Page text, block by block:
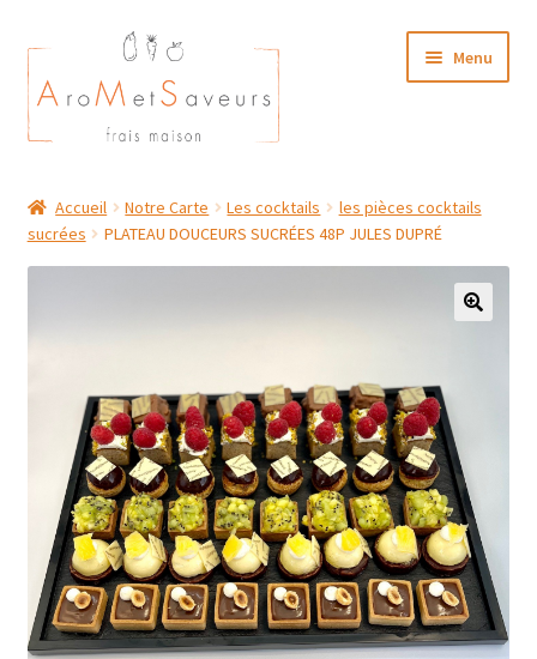
Aller
à
la
navigation
Aller
au
contenu
Menu
Plat du Jour/ Menu Week end
Accueil Notre Carte Les cocktails
les pièces cocktails
sucrées
PLATEAU DOUCEURS SUCRÉES 48P JULES DUPRÉ